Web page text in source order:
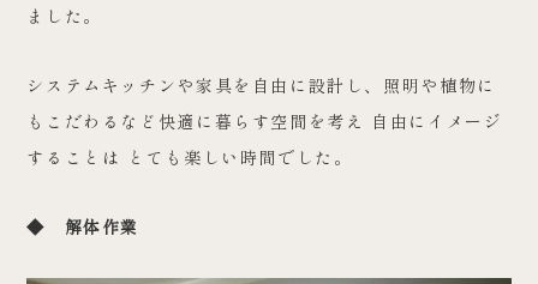
ました。
システムキッチンや家具を自由に設計し、照明や植物に
もこだわるなど快適に暮らす空間を考え 自由にイメージ
することは とても楽しい時間でした。
◆ 解体作業